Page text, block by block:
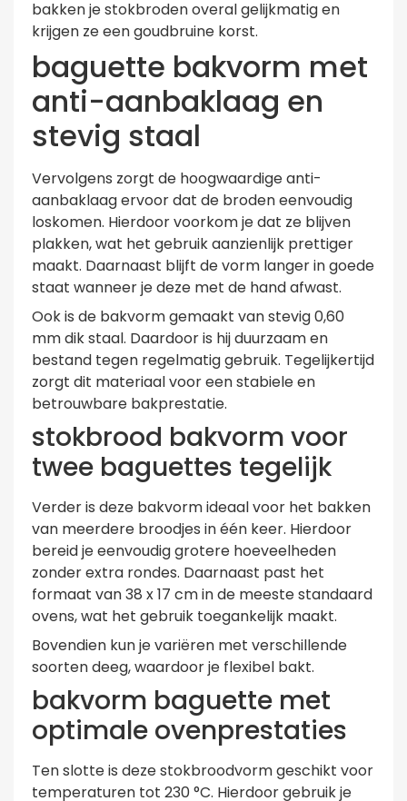
bakken je stokbroden overal gelijkmatig en
krijgen ze een goudbruine korst.
baguette bakvorm met
anti-aanbaklaag en
stevig staal
Vervolgens zorgt de hoogwaardige anti-
aanbaklaag ervoor dat de broden eenvoudig
loskomen. Hierdoor voorkom je dat ze blijven
plakken, wat het gebruik aanzienlijk prettiger
maakt. Daarnaast blijft de vorm langer in goede
staat wanneer je deze met de hand afwast.
Ook is de bakvorm gemaakt van stevig 0,60
mm dik staal. Daardoor is hij duurzaam en
bestand tegen regelmatig gebruik. Tegelijkertijd
zorgt dit materiaal voor een stabiele en
betrouwbare bakprestatie.
stokbrood bakvorm voor
twee baguettes tegelijk
Verder is deze bakvorm ideaal voor het bakken
van meerdere broodjes in één keer. Hierdoor
bereid je eenvoudig grotere hoeveelheden
zonder extra rondes. Daarnaast past het
formaat van 38 x 17 cm in de meeste standaard
ovens, wat het gebruik toegankelijk maakt.
Bovendien kun je variëren met verschillende
soorten deeg, waardoor je flexibel bakt.
bakvorm baguette met
optimale ovenprestaties
Ten slotte is deze stokbroodvorm geschikt voor
temperaturen tot 230 °C. Hierdoor gebruik je